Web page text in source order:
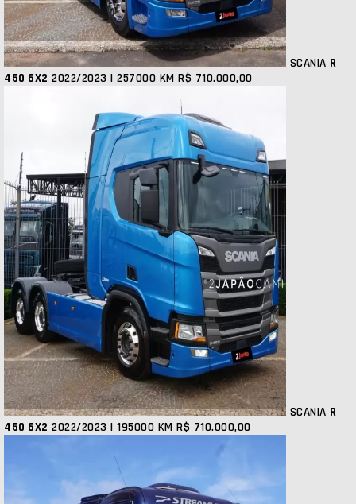
SCANIA R
450 6X2 2022/2023 | 257000 KM R$ 710.000,00
SCANIA R
450 6X2 2022/2023 | 195000 KM R$ 710.000,00